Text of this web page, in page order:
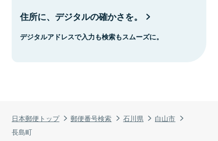
日本郵便トップ 郵便番号検索 石川県
白山市
長島町
住所に、デジタルの確かさを。
デジタルアドレスで入力も検索もスムーズに。